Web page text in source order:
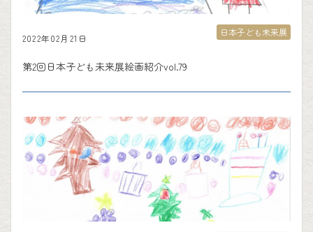
2022年02月21日
第2回日本子ども未来展絵画紹介vol.79
日本子ども未来展